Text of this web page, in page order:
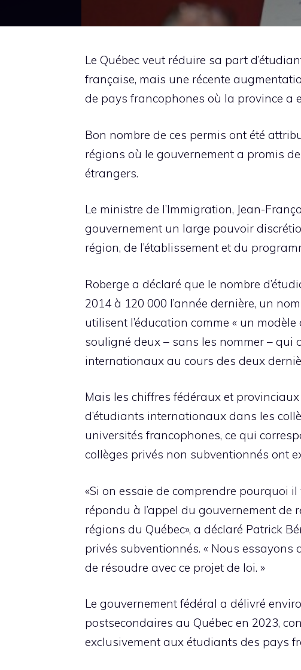
Le Québec veut réduire sa part
française, mais une récente
de pays francophones où la province a
Bon nombre de ces permis ont été
régions où le gouvernement a promis
étrangers.
Le ministre de l’Immigration, Jean-
gouvernement un large pouvoir
région, de l’établissement et du
Roberge a déclaré que le nombre
2014 à 120 000 l’année dernière, un
utilisent l’éducation comme « un
souligné deux – sans les nommer –
internationaux au cours des deux
Mais les chiffres fédéraux et
d’étudiants internationaux dans les
universités francophones, ce qui
collèges privés non subventionnés ont
«Si on essaie de comprendre pourquoi
répondu à l’appel du gouvernement
régions du Québec», a déclaré Patrick
privés subventionnés. « Nous
de résoudre avec ce projet de loi. »
Le gouvernement fédéral a délivré
postsecondaires au Québec en 2023,
exclusivement aux étudiants des pays